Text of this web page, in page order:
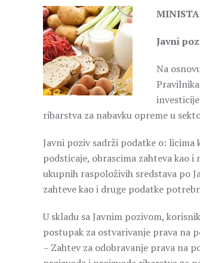
Javni
Na
ribarstva za nabavku opreme u
Javni poziv sadrži podatke o:
podsticaje, obrascima zahteva kao
ukupnih raspoloživih sredstava po
zahteve kao i druge podatke
U skladu sa Javnim pozivom,
postupak za ostvarivanje prava na
– Zahtev za odobravanje prava na